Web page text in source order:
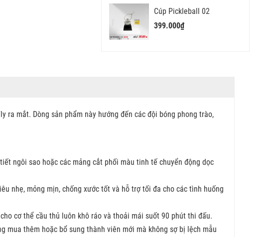
Cúp Pickleball 02
399.000₫
ra mắt. Dòng sản phẩm này hướng đến các đội bóng phong trào,
ngôi sao hoặc các mảng cắt phối màu tinh tế chuyển động dọc
nhẹ, mỏng mịn, chống xước tốt và hỗ trợ tối đa cho các tình huống
cơ thể cầu thủ luôn khô ráo và thoải mái suốt 90 phút thi đấu.
mua thêm hoặc bổ sung thành viên mới mà không sợ bị lệch mẫu